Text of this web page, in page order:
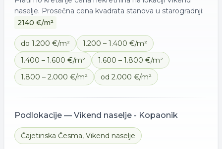
naselje. Prosečna cena kvadrata stanova u starogradnji:
2140 €/m²
do 1.200 €/m²
1.200 – 1.400 €/m²
1.400 – 1.600 €/m²
1.600 – 1.800 €/m²
1.800 – 2.000 €/m²
od 2.000 €/m²
Podlokacije — Vikend naselje - Kopaonik
Čajetinska Česma, Vikend naselje